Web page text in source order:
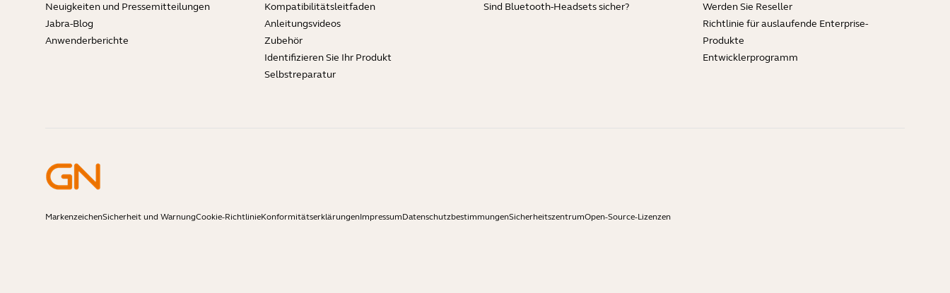
Neuigkeiten und Pressemitteilungen
Jabra-Blog
Anwenderberichte
Kompatibilitätsleitfaden
Anleitungsvideos
Zubehör
Identifizieren Sie Ihr Produkt
Selbstreparatur
Sind Bluetooth-Headsets sicher?
Werden Sie Reseller
Richtlinie für auslaufende Enterprise-
Produkte
Entwicklerprogramm
MarkenzeichenSicherheit und WarnungCookie-RichtlinieKonformitätserklärungenImpressumDatenschutzbestimmungenSicherheitszentrumOpen-Source-Lizenzen